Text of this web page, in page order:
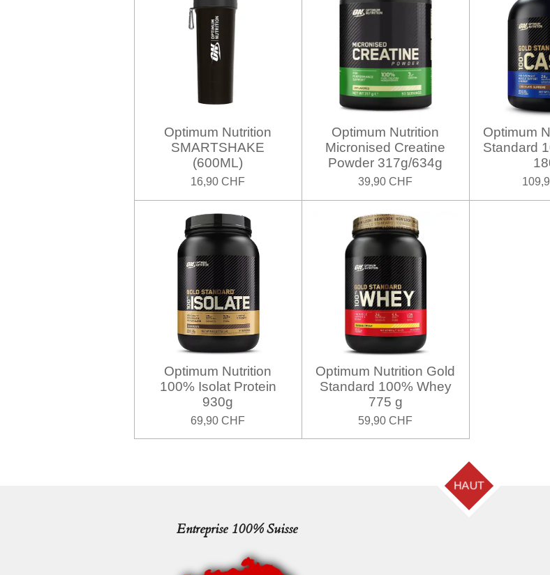
Optimum Nutrition
SMARTSHAKE
(600ML)
16,90 CHF
Optimum Nutrition
Micronised Creatine
Powder 317g/634g
39,90 CHF
Optimum
Standard
Optimum Nutrition
100% Isolat Protein
930g
69,90 CHF
Optimum Nutrition Gold
Standard 100% Whey
775 g
59,90 CHF
HAUT
Entreprise 100% Suisse